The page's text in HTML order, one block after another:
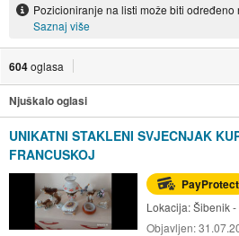
Pozicioniranje na listi može biti određeno
Saznaj više
604oglasa
Njuškalo oglasi
UNIKATNI STAKLENI SVJECNJAK
FRANCUSKOJ
PayProtect
Lokacija:Šibenik -
Objavljen: